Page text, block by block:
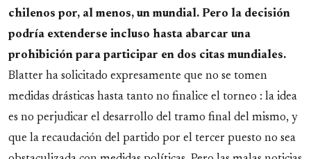
chilenos por, al menos, un mundial. Pero la decisión
podría extenderse incluso hasta abarcar una
prohibición para participar en dos citas mundiales.
Blatter ha solicitado expresamente que no se tomen
medidas drásticas hasta tanto no finalice el torneo : la idea
es no perjudicar el desarrollo del tramo final del mismo, y
que la recaudación del partido por el tercer puesto no sea